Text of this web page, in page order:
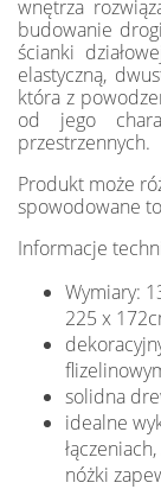
wnętrza
budowanie
ścianki
elastyczną,
która z
od jego
przestrzennych.
Produkt może
spowodowane
Informacje
Wymiary:
225 x
solidna
idealne
nóżki